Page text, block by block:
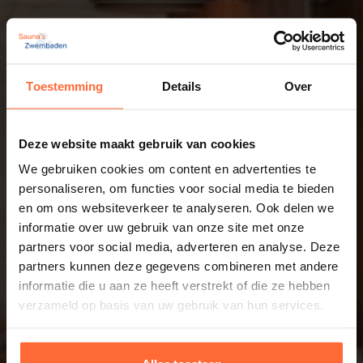
Toestemming Details Over
Deze website maakt gebruik van cookies
We gebruiken cookies om content en advertenties te
personaliseren, om functies voor social media te bieden
en om ons websiteverkeer te analyseren. Ook delen we
informatie over uw gebruik van onze site met onze
partners voor social media, adverteren en analyse. Deze
partners kunnen deze gegevens combineren met andere
informatie die u aan ze heeft verstrekt of die ze hebben
verzameld op basis van uw gebruik van hun services.
Informatie op maat? Kom